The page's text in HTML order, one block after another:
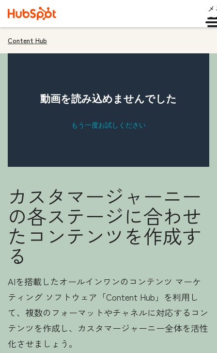
Content Hub
カスタマージャーニー
の各ステージに合わせ
たコンテンツを作成す
る
AIを搭載したオールインワンのコンテンツ マーケ
ティング ソフトウェア「Content Hub」を利用し
て、複数のフォーマットやチャネルに対応するコン
テンツを作成し、カスタマージャーニー全体を活性
化させましょう。